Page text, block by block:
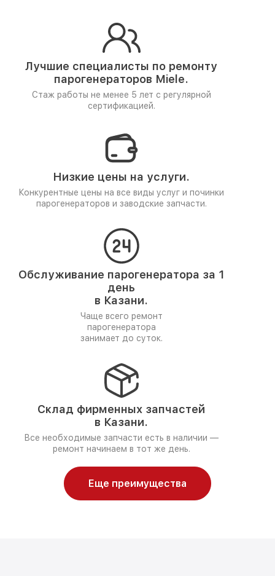
Лучшие специалисты по ремонту
парогенераторов Miele.
Стаж работы не менее 5 лет с регулярной
сертификацией.
Низкие цены на услуги.
Конкурентные цены на все виды услуг и починки
парогенераторов и заводские запчасти.
Обслуживание парогенератора за 1
день
в Казани.
Чаще всего ремонт
парогенератора
занимает до суток.
Склад фирменных запчастей
в Казани.
Все необходимые запчасти есть в наличии —
ремонт начинаем в тот же день.
Еще преимущества